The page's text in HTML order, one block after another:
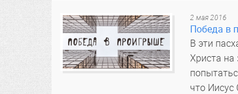
2 мая 2016
Победа в
В эти
Христа на
что Иисус